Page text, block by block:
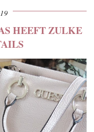
HEEFT ZULKE